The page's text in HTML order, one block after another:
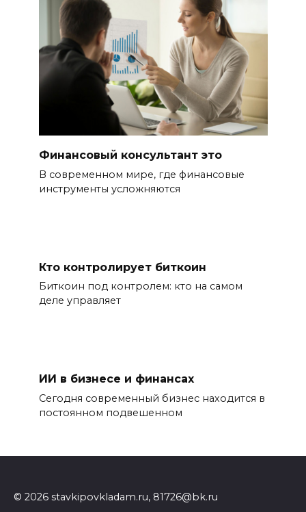
Финансовый консультант это
В современном мире, где финансовые
инструменты усложняются
Кто контролирует биткоин
Биткоин под контролем: кто на самом
деле управляет
ИИ в бизнесе и финансах
Сегодня современный бизнес находится в
постоянном подвешенном
© 2026 stavkipovkladam.ru, 81726@bk.ru